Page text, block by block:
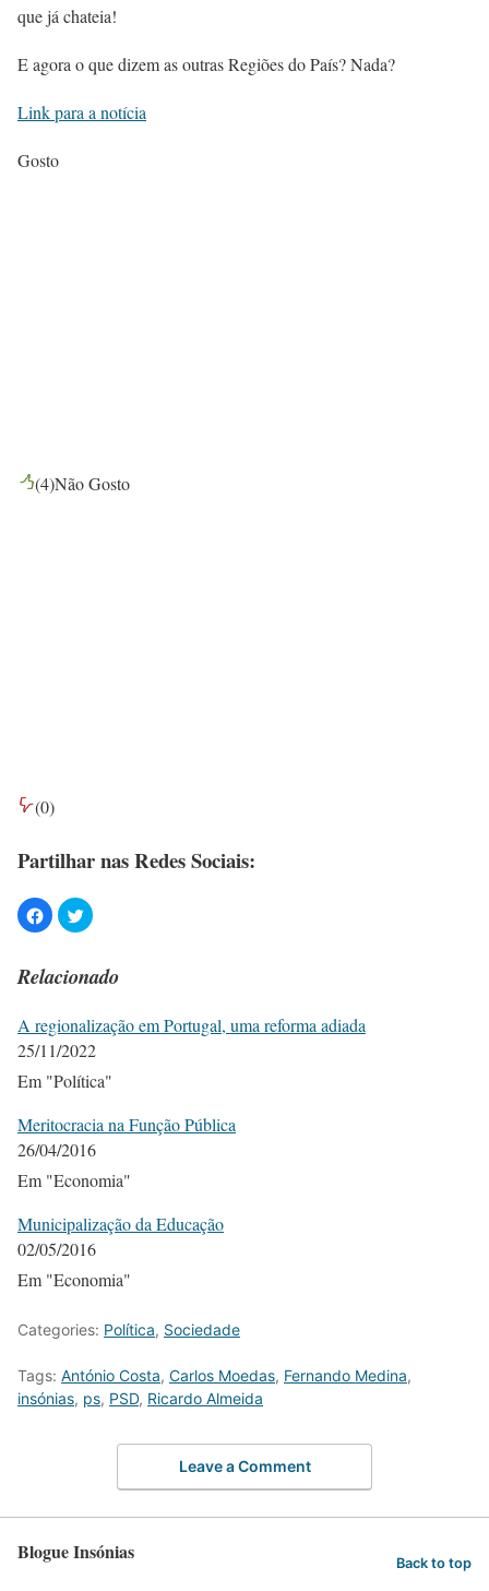
que já chateia!
E agora o que dizem as outras Regiões do País? Nada?
Link para a notícia
Gosto
(4)Não Gosto
(0)
Partilhar nas Redes Sociais:
Relacionado
A regionalização em Portugal, uma reforma adiada
25/11/2022
Em "Política"
Meritocracia na Função Pública
26/04/2016
Em "Economia"
Municipalização da Educação
02/05/2016
Em "Economia"
Categories: Política, Sociedade
Tags: António Costa, Carlos Moedas, Fernando Medina,
insónias, ps, PSD, Ricardo Almeida
Leave a Comment
Blogue Insónias Back to top